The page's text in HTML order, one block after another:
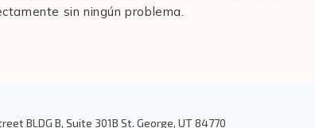
sin ningún problema.
BLDG B, Suite 301B St. George, UT 84770